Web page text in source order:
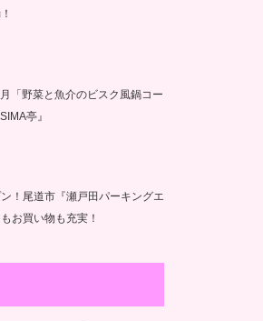
「野菜と魚介のビスク風鍋コー
亭』
！尾道市『瀬戸田パーキングエ
お買い物も充実！